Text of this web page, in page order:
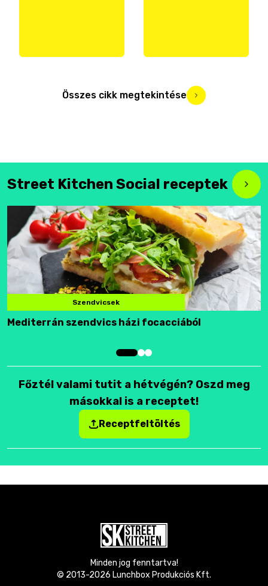
Összes cikk megtekintése
Street Kitchen Social receptek
Szendvicsek
Mediterrán szendvics házi focacciából
Főztél valami tutit a hétvégén? Oszd meg
másokkal is a receptet!
Receptfeltöltés
Minden jog fenntartva!
© 2013-2026 Lunchbox Produkciós Kft.